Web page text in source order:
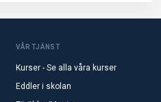
VÅR TJÄNST
Kurser - Se alla våra kurser
Eddler i skolan